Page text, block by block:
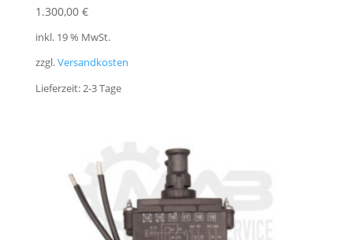
1.300,00 €
inkl. 19 % MwSt.
zzgl.Versandkosten
Lieferzeit:2-3 Tage